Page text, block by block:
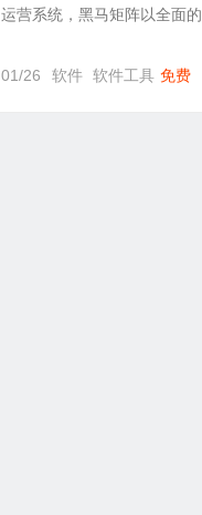
运营系统，黑马矩阵以全面的
01/26 软件 软件工具 免费